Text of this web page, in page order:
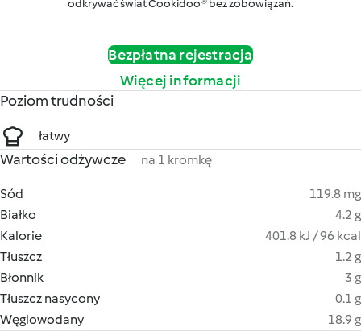
odkrywać świat Cookidoo® bez zobowiązań.
Bezpłatna rejestracja
Więcej informacji
Poziom trudności
łatwy
Wartości odżywcze na 1 kromkę
Sód
119.8 mg
Białko
4.2 g
Kalorie
401.8 kJ / 96 kcal
Tłuszcz
1.2 g
Błonnik
3 g
Tłuszcz nasycony
0.1 g
Węglowodany
18.9 g